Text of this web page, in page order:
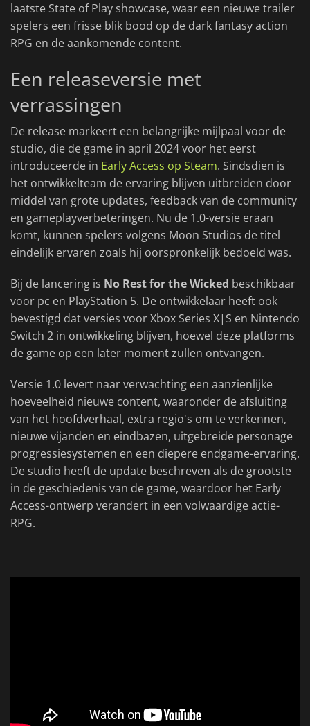
laatste State of Play showcase, waar een nieuwe trailer
spelers een frisse blik bood op de dark fantasy action
RPG en de aankomende content.
Een releaseversie met
verrassingen
De release markeert een belangrijke mijlpaal voor de
studio, die de game in april 2024 voor het eerst
introduceerde in Early Access op Steam. Sindsdien is
het ontwikkelteam de ervaring blijven uitbreiden door
middel van grote updates, feedback van de community
en gameplayverbeteringen. Nu de 1.0-versie eraan
komt, kunnen spelers volgens Moon Studios de titel
eindelijk ervaren zoals hij oorspronkelijk bedoeld was.
Bij de lancering is No Rest for the Wicked beschikbaar
voor pc en PlayStation 5. De ontwikkelaar heeft ook
bevestigd dat versies voor Xbox Series X|S en Nintendo
Switch 2 in ontwikkeling blijven, hoewel deze platforms
de game op een later moment zullen ontvangen.
Versie 1.0 levert naar verwachting een aanzienlijke
hoeveelheid nieuwe content, waaronder de afsluiting
van het hoofdverhaal, extra regio's om te verkennen,
nieuwe vijanden en eindbazen, uitgebreide personage
progressiesystemen en een diepere endgame-ervaring.
De studio heeft de update beschreven als de grootste
in de geschiedenis van de game, waardoor het Early
Access-ontwerp verandert in een volwaardige actie-
RPG.